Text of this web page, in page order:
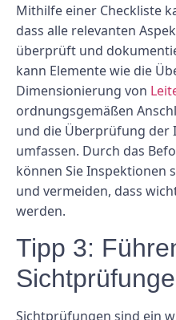
Mithilfe einer Checkliste
dass alle relevanten
überprüft und
kann Elemente wie die
Dimensionierung von
ordnungsgemäßen
und die Überprüfung
umfassen. Durch das
können Sie Inspektionen
und vermeiden, dass
werden.
Tipp 3:
Sichtprüfungen sind ein